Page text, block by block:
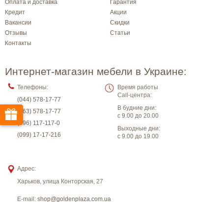
Оплата и доставка
Гарантия
Кредит
Акции
Вакансии
Скидки
Отзывы
Статьи
Контакты
Интернет-магазин мебели в Украине:
Телефоны:
(044) 578-17-77
(063) 578-17-77
(096) 117-117-0
(099) 17-17-216
Время работы
Call-центра:
В будние дни:
с 9.00 до 20.00
Выходные дни:
с 9.00 до 19.00
Адрес:
Харьков, улица Конторская, 27
E-mail: shop@goldenplaza.com.ua